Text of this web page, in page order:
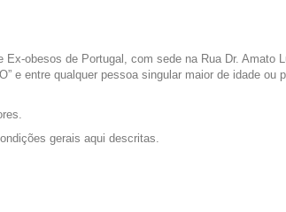
obesos de Portugal, com sede na Rua Dr. Amato
e entre qualquer pessoa singular maior de idade
gerais aqui descritas.